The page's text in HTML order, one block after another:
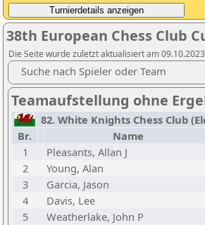
38th European Chess Club
Die Seite wurde zuletzt aktualisiert am
Suche nach Spieler oder Team
Teamaufstellung ohne
82. White Knights Chess Club
Br.
Name
1
Pleasants, Allan J
2
Young, Alan
3
Garcia, Jason
4
Davis, Lee
5
Weatherlake, John P